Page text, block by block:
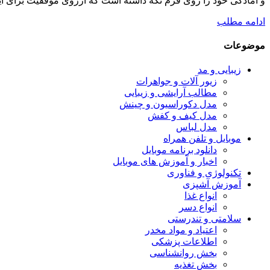
ادامه مطلب
موضوعات
زیبایی و مد
زیور آلات و جواهرات
مطالب آرایشی و زیبایی
مدل دکوراسیون و چینش
مدل کیف و کفش
مدل لباس
موبایل و تلفن همراه
دانلود برنامه موبایل
اخبار و آموزش های موبایل
تکنولوژی و فناوری
آموزش آشپزی
انواع غذا
انواع دسر
سلامتی و تندرستی
اعتیاد و مواد مخدر
اطلاعات پزشکی
بخش روانشناسی
بخش تغذیه